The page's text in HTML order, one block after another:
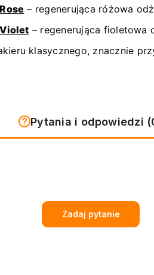
– regenerująca różowa
– regenerująca fioletowa
klasycznego, znacznie
Pytania i odpowiedzi
Zadaj pytanie